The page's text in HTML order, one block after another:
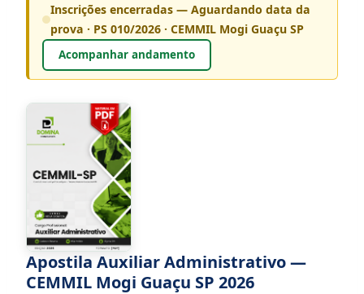
Inscrições encerradas — Aguardando data da
prova · PS 010/2026 · CEMMIL Mogi Guaçu SP
Acompanhar andamento
Apostila Auxiliar Administrativo —
CEMMIL Mogi Guaçu SP 2026